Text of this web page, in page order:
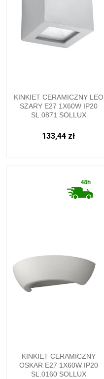
KINKIET CERAMICZNY LEO
SZARY E27 1X60W IP20
SL.0871 SOLLUX
133,44 zł
KINKIET CERAMICZNY
OSKAR E27 1X60W IP20
SL.0160 SOLLUX